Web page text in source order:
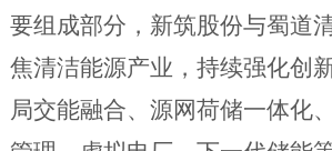
要组成部分，新筑股份与蜀道
焦清洁能源产业， 持续强化创
局交能融合、源网荷储一体化、